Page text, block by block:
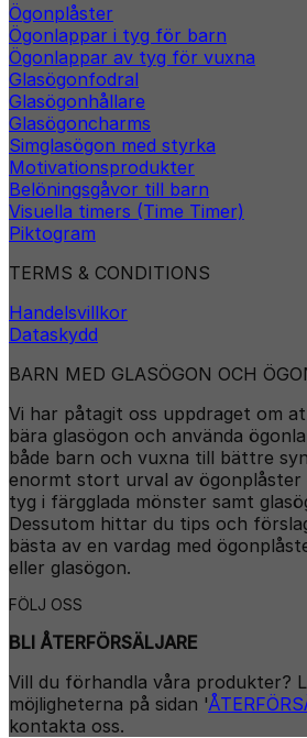
Ögonplåster
Ögonlappar i tyg för barn
Ögonlappar av tyg för vuxna
Glasögonfodral
Glasögonhållare
Glasögoncharms
Simglasögon med styrka
Motivationsprodukter
Belöningsgåvor till barn
Visuella timers (Time Timer)
Piktogram
TERMS & CONDITIONS
Handelsvillkor
Dataskydd
BARN MED GLASÖGON OCH
Vi har påtagit oss uppdraget om
bära glasögon och använda
både barn och vuxna till bättre
enormt stort urval av ögonplåster
tyg i färgglada mönster samt
Dessutom hittar du tips och
bästa av en vardag med
eller glasögon.
FÖLJ OSS
BLI ÅTERFÖRSÄLJARE
Vill du förhandla våra produkter?
möjligheterna på sidan '
kontakta oss.